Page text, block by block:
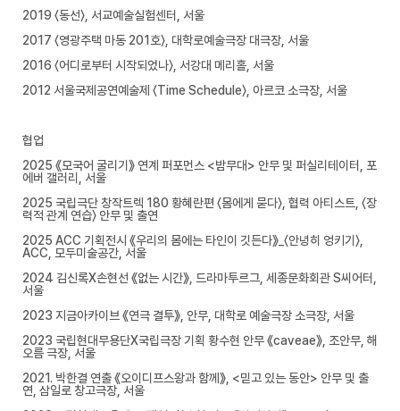
2019 〈동선〉, 서교예술실험센터, 서울
2017 〈영광주택 마동 201호〉, 대학로예술극장 대극장, 서울
2016 〈어디로부터 시작되었나〉, 서강대 메리홀, 서울
2012 서울국제공연예술제 〈Time Schedule〉, 아르코 소극장, 서울
협업
2025 《모국어 굴리기》 연계 퍼포먼스 <밤무대> 안무 및 퍼실리테이터, 포
에버 갤러리, 서울
2025 국립극단 창작트렉 180 황혜란편 〈몸에게 묻다〉, 협력 아티스트, 〈장
력적 관계 연습〉 안무 및 출연
2025 ACC 기획전시 《우리의 몸에는 타인이 깃든다》_〈안녕히 엉키기〉,
ACC, 모두미술공간, 서울
2024 김신록X손현선 《없는 시간》, 드라마투르그, 세종문화회관 S씨어터,
서울
2023 지금아카이브 《연극 결투》, 안무, 대학로 예술극장 소극장, 서울
2023 국립현대무용단X국립극장 기획 황수현 안무 《caveae》, 조안무, 해
오름 극장, 서울
2021. 박한결 연출 《오이디프스왕과 함께》, <믿고 있는 동안> 안무 및 출
연, 삼일로 창고극장, 서울